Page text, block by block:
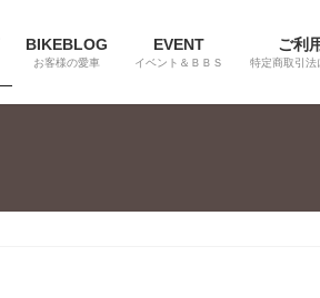
BIKEBLOG
お客様の愛車
EVENT
イベント＆ＢＢＳ
ご利
特定商取引法